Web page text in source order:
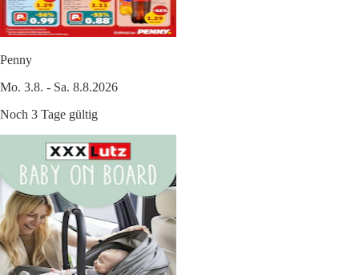
Penny
Mo. 3.8. - Sa. 8.8.2026
Noch 3 Tage gültig